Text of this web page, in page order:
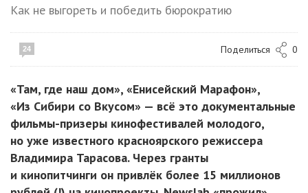
Как не выгореть и победить бюрократию
24 Поделиться 0
«Там, где наш дом», «Енисейский Марафон»,
«Из Сибири со Вкусом» — всё это документальные
фильмы-призеры кинофестивалей молодого,
но уже известного красноярского режиссера
Владимира Тарасова. Через гранты
и кинопитчинги он привлёк более 15 миллионов